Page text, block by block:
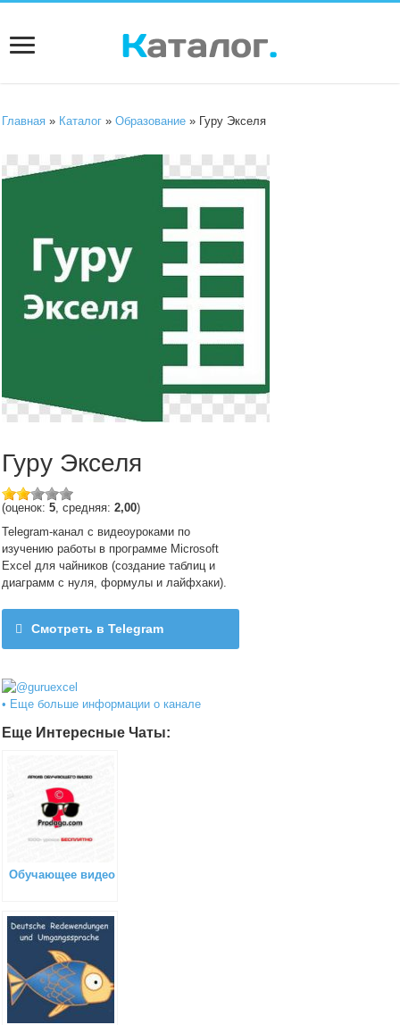
Главная » Каталог »Образование » Гуру Экселя
Гуру Экселя
(оценок:5, средняя:2,00)
Telegram-канал с видеоуроками по
изучению работы в программе Microsoft
Excel для чайников (создание таблиц и
диаграмм с нуля, формулы и лайфхаки).
Смотреть в Telegram
• Еще больше информации о канале
Еще Интересные Чаты:
Обучающее видео